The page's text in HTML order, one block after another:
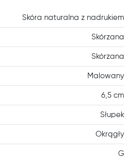
Skóra naturalna z nadrukiem
Skórzana
Skórzana
Malowany
6,5 cm
Słupek
Okrągły
G